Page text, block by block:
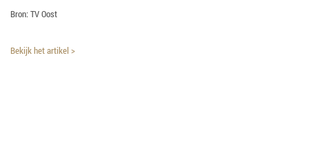
Bron: TV Oost
Bekijk het artikel >